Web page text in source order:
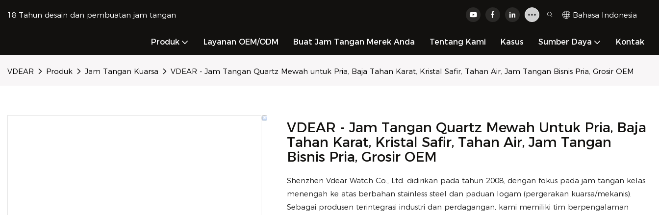
18 Tahun desain dan pembuatan jam tangan Bahasa Indonesia
Produk Layanan OEM/ODM Buat Jam Tangan Merek Anda Tentang Kami Kasus Sumber Daya Kontak
VDEAR Produk Jam Tangan Kuarsa VDEAR - Jam Tangan Quartz Mewah untuk Pria, Baja Tahan Karat, Kristal Safir, Tahan Air, Jam Tangan Bisnis Pria, Grosir OEM
VDEAR - Jam Tangan Quartz Mewah Untuk Pria, Baja
Tahan Karat, Kristal Safir, Tahan Air, Jam Tangan
Bisnis Pria, Grosir OEM
Shenzhen Vdear Watch Co., Ltd. didirikan pada tahun 2008, dengan fokus pada jam tangan kelas
menengah ke atas berbahan stainless steel dan paduan logam (pergerakan kuarsa/mekanis).
Sebagai produsen terintegrasi industri dan perdagangan, kami memiliki tim berpengalaman